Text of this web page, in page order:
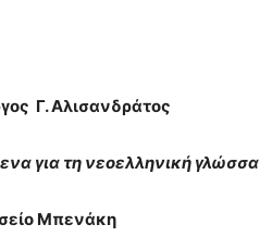
Γ. Αλισανδράτος
για τη νεοελληνική γλώσσα
Μπενάκη